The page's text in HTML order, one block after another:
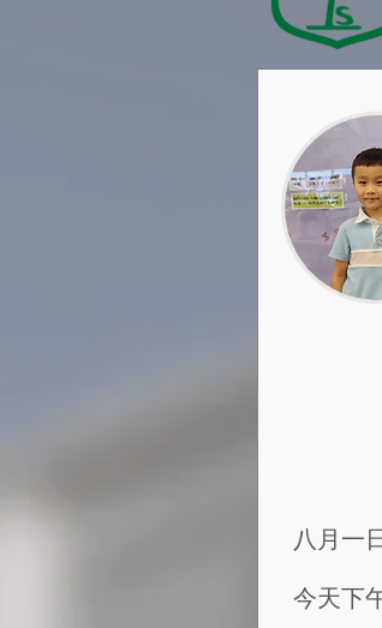
八月一
今天下